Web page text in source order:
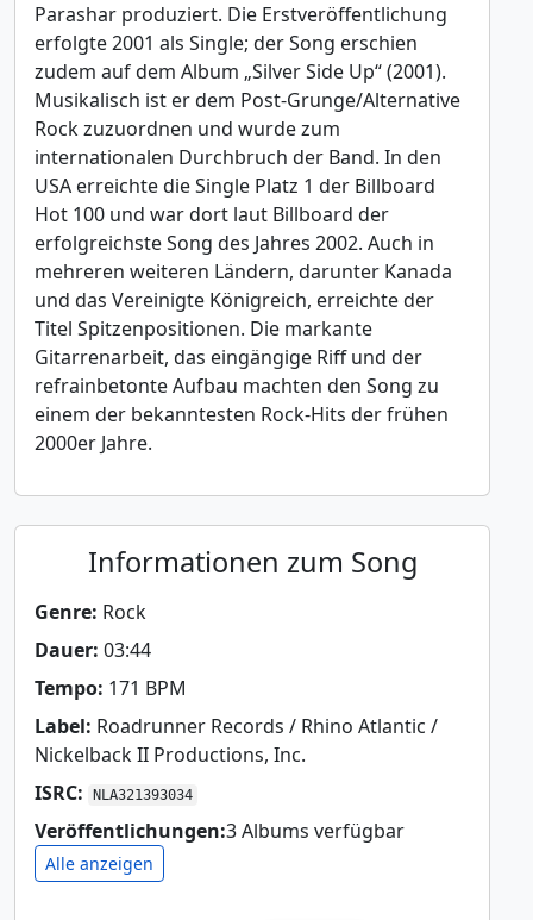
Parashar produziert. Die Erstveröffentlichung
erfolgte 2001 als Single; der Song erschien
zudem auf dem Album „Silver Side Up“ (2001).
Musikalisch ist er dem Post-Grunge/Alternative
Rock zuzuordnen und wurde zum
internationalen Durchbruch der Band. In den
USA erreichte die Single Platz 1 der Billboard
Hot 100 und war dort laut Billboard der
erfolgreichste Song des Jahres 2002. Auch in
mehreren weiteren Ländern, darunter Kanada
und das Vereinigte Königreich, erreichte der
Titel Spitzenpositionen. Die markante
Gitarrenarbeit, das eingängige Riff und der
refrainbetonte Aufbau machten den Song zu
einem der bekanntesten Rock-Hits der frühen
2000er Jahre.
Informationen zum Song
Genre: Rock
Dauer: 03:44
Tempo: 171 BPM
Label: Roadrunner Records / Rhino Atlantic /
Nickelback II Productions, Inc.
ISRC:
NLA321393034
Veröffentlichungen:3 Albums verfügbar
Alle anzeigen